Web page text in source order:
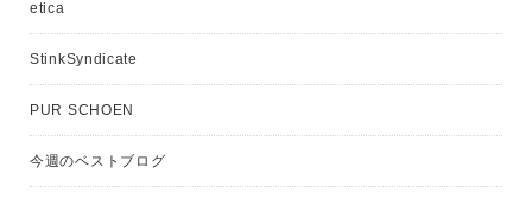
etica
StinkSyndicate
PUR SCHOEN
今週のベストブログ